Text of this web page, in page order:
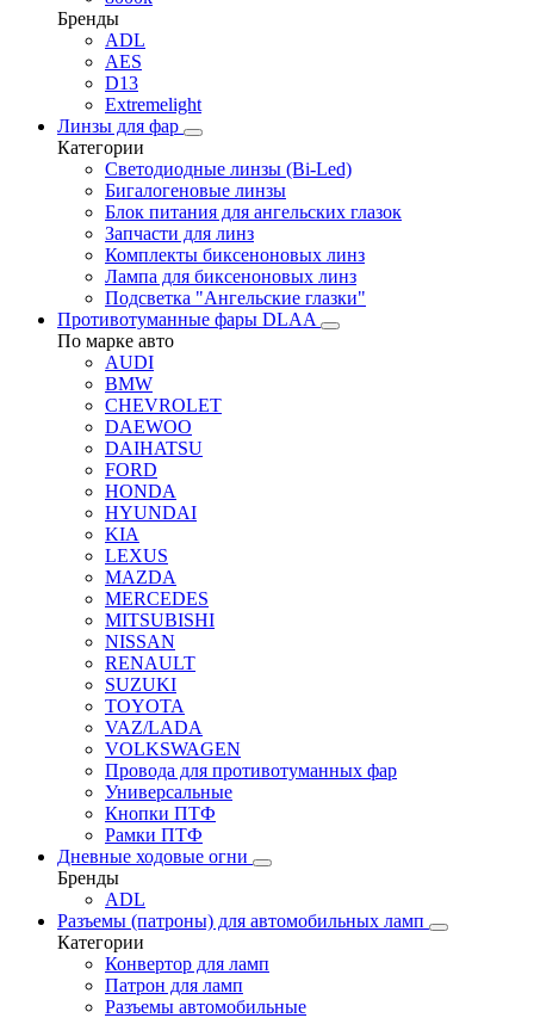
Бренды
ADL
AES
D13
Extremelight
Линзы для фар
Категории
Светодиодные линзы (Bi-Led)
Бигалогеновые линзы
Блок питания для ангельских глазок
Запчасти для линз
Комплекты биксеноновых линз
Лампа для биксеноновых линз
Подсветка "Ангельские глазки"
Противотуманные фары DLAA
По марке авто
AUDI
BMW
CHEVROLET
DAEWOO
DAIHATSU
FORD
HONDA
HYUNDAI
KIA
LEXUS
MAZDA
MERCEDES
MITSUBISHI
NISSAN
RENAULT
SUZUKI
TOYOTA
VAZ/LADA
VOLKSWAGEN
Провода для противотуманных фар
Универсальные
Кнопки ПТФ
Рамки ПТФ
Дневные ходовые огни
Бренды
ADL
Разъемы (патроны) для автомобильных ламп
Категории
Конвертор для ламп
Патрон для ламп
Разъемы автомобильные